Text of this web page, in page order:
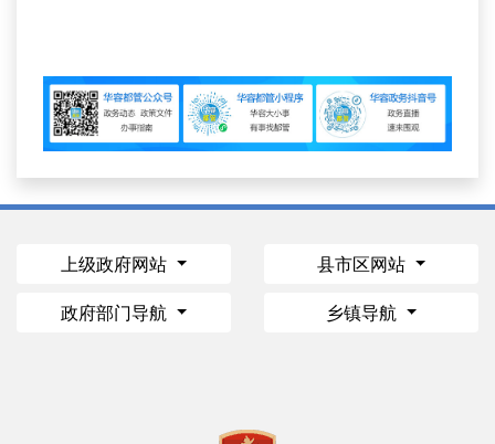
上级政府网站 县市区网站
政府部门导航 乡镇导航